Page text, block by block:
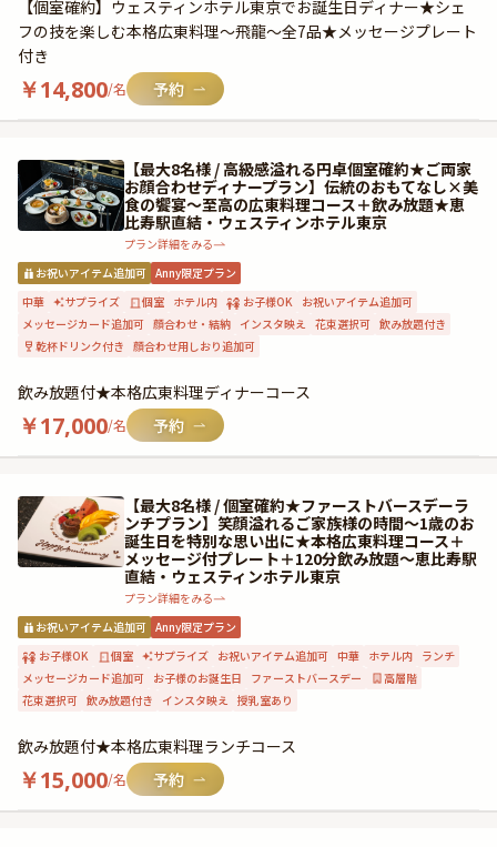
【個室確約】ウェスティンホテル東京でお誕生日ディナー★シェ
フの技を楽しむ本格広東料理～飛龍～全7品★メッセージプレート
付き
￥14,800/名
【最大8名様 / 高級感溢れる円卓個室確約★ご両家
お顔合わせディナープラン】伝統のおもてなし×美
食の饗宴〜至高の広東料理コース＋飲み放題★恵
比寿駅直結・ウェスティンホテル東京
プラン詳細をみる
お祝いアイテム追加可 Anny限定プラン
中華
サプライズ 個室 ホテル内 お子様OK お祝いアイテム追加可
メッセージカード追加可 顔合わせ・結納 インスタ映え 花束選択可 飲み放題付き
乾杯ドリンク付き 顔合わせ用しおり追加可
飲み放題付★本格広東料理ディナーコース
￥17,000/名
【最大8名様 / 個室確約★ファーストバースデーラ
ンチプラン】笑顔溢れるご家族様の時間〜1歳のお
誕生日を特別な思い出に★本格広東料理コース＋
メッセージ付プレート＋120分飲み放題〜恵比寿駅
直結・ウェスティンホテル東京
プラン詳細をみる
お祝いアイテム追加可 Anny限定プラン
お子様OK
個室 サプライズ お祝いアイテム追加可 中華 ホテル内 ランチ
メッセージカード追加可 お子様のお誕生日 ファーストバースデー
高層階
花束選択可 飲み放題付き インスタ映え 授乳室あり
飲み放題付★本格広東料理ランチコース
￥15,000/名